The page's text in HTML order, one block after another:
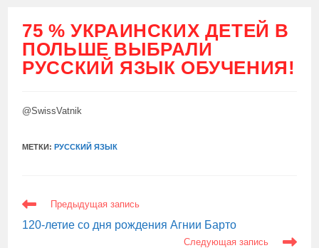
75 % УКРАИНСКИХ ДЕТЕЙ В
ПОЛЬШЕ ВЫБРАЛИ
РУССКИЙ ЯЗЫК ОБУЧЕНИЯ!
@SwissVatnik
МЕТКИ:РУССКИЙ ЯЗЫК
ЕЩЕ
СТАТЬИ
Предыдущая запись
120-летие со дня рождения Агнии Барто
Следующая запись